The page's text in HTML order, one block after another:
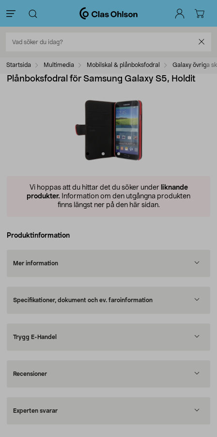
Startsida Multimedia Mobilskal & plånboksfodral Galaxy övriga
Plånboksfodral för Samsung Galaxy S5, Holdit
Vi hoppas att du hittar det du söker under liknande
produkter. Information om den utgångna produkten
finns längst ner på den här sidan.
Produktinformation
Mer information
Specifikationer, dokument och ev. faroinformation
Trygg E-Handel
Recensioner
Experten svarar